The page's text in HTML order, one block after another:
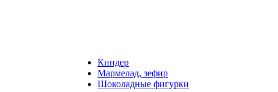
Киндер
Мармелад, зефир
Шоколадные фигурки